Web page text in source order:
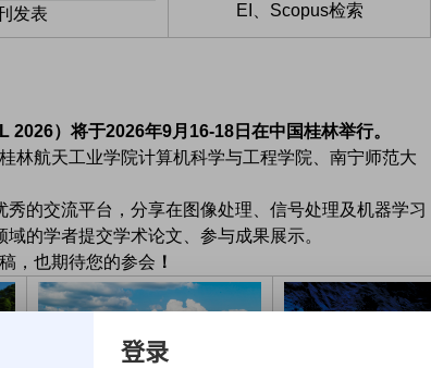
登录
发表 EI、Scopus检索
）将于2026年9月16-18日在中国桂林举行。
林航天工业学院计算机科学与工程学院、南宁师范大
的交流平台，分享在图像处理、信号处理及机器学习
的学者提交学术论文、参与成果展示。
，也期待您的参会 ！